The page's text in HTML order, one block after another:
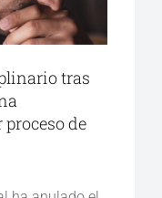
tras
de